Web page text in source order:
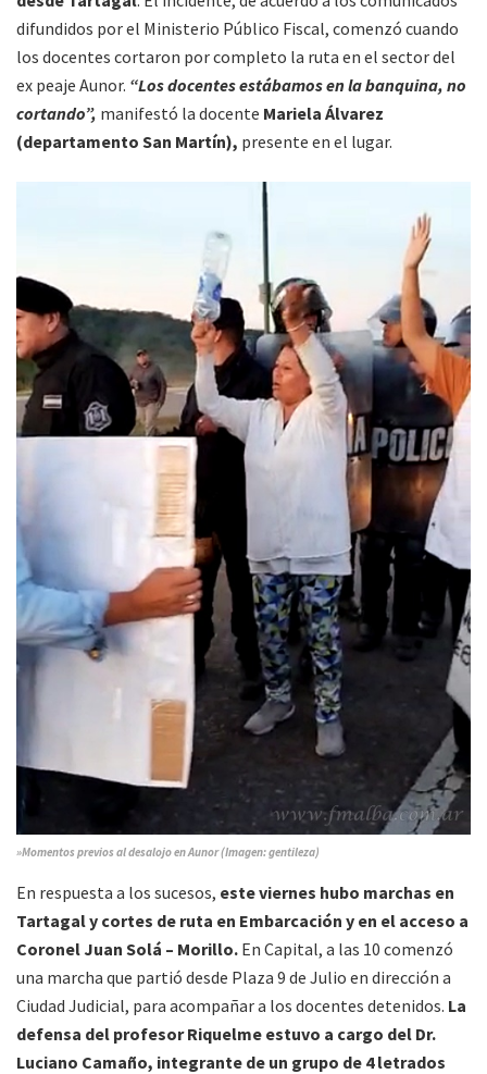
difundidos por el Ministerio Público Fiscal, comenzó cuando
los docentes cortaron por completo la ruta en el sector del
ex peaje Aunor. “Los docentes estábamos en la banquina, no
cortando”, manifestó la docente Mariela Álvarez
(departamento San Martín), presente en el lugar.
»Momentos previos al desalojo en Aunor (Imagen: gentileza)
En respuesta a los sucesos, este viernes hubo marchas en
Tartagal y cortes de ruta en Embarcación y en el acceso a
Coronel Juan Solá – Morillo. En Capital, a las 10 comenzó
una marcha que partió desde Plaza 9 de Julio en dirección a
Ciudad Judicial, para acompañar a los docentes detenidos. La
defensa del profesor Riquelme estuvo a cargo del Dr.
Luciano Camaño, integrante de un grupo de 4 letrados